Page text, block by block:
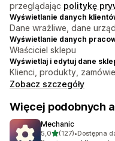
przeglądając politykę
Wyświetlanie danych
Dane wrażliwe, dane
Wyświetlanie danych
Właściciel sklepu
Wyświetlaj i edytuj dane
Klienci, produkty,
Zobacz szczegóły
Więcej podobnych
Mechanic
5,0na 5 gwiazdek
(127)
Łączna liczba recenzji:
•Dostępna